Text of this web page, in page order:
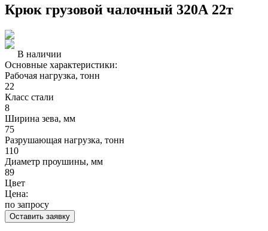
Крюк грузовой чалочный 320А 22т
В наличии
Основные характеристики:
Рабочая нагрузка, тонн
22
Класс стали
8
Ширина зева, мм
75
Разрушающая нагрузка, тонн
110
Диаметр проушины, мм
89
Цвет
Цена:
по запросу
Оставить заявку